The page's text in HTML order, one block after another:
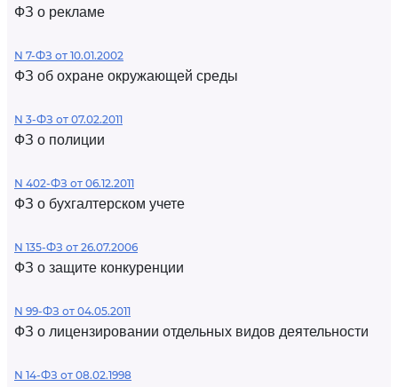
ФЗ о рекламе
N 7-ФЗ от 10.01.2002
ФЗ об охране окружающей среды
N 3-ФЗ от 07.02.2011
ФЗ о полиции
N 402-ФЗ от 06.12.2011
ФЗ о бухгалтерском учете
N 135-ФЗ от 26.07.2006
ФЗ о защите конкуренции
N 99-ФЗ от 04.05.2011
ФЗ о лицензировании отдельных видов деятельности
N 14-ФЗ от 08.02.1998